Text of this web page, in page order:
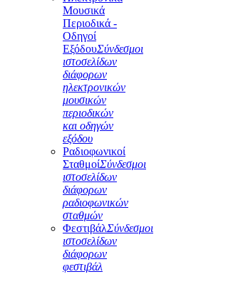
Μουσικά
Περιοδικά -
Οδηγοί
ΕξόδουΣύνδεσμοι
ιστοσελίδων
διάφορων
ηλεκτρονικών
μουσικών
περιοδικών
και οδηγών
εξόδου
Ραδιοφωνικοί
ΣταθμοίΣύνδεσμοι
ιστοσελίδων
διάφορων
ραδιοφωνικών
σταθμών
ΦεστιβάλΣύνδεσμοι
ιστοσελίδων
διάφορων
φεστιβάλ